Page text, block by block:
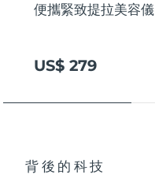
便攜緊致提拉美容儀
US$ 279
背後的科技